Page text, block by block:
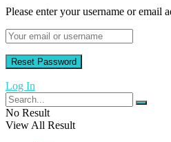
Please enter your username or email
Log In
No Result
View All Result